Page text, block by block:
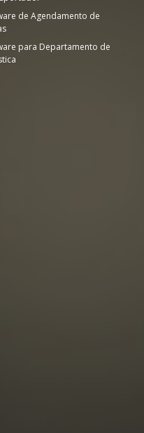
de Agendamento de
para Departamento de